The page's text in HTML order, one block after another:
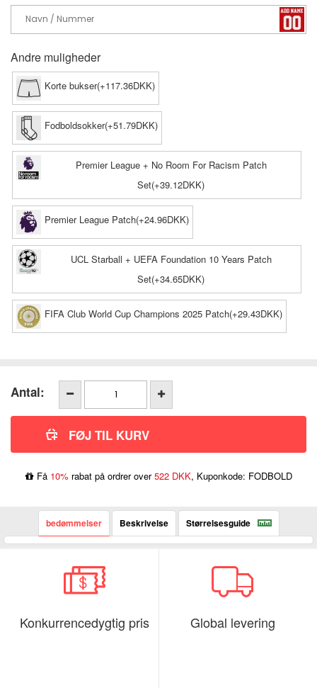
Andre muligheder
Korte bukser(+117.36DKK)
Fodboldsokker(+51.79DKK)
Premier League + No Room For Racism Patch
Set(+39.12DKK)
Premier League Patch(+24.96DKK)
UCL Starball + UEFA Foundation 10 Years Patch
Set(+34.65DKK)
FIFA Club World Cup Champions 2025 Patch(+29.43DKK)
Antal:
Få 10% rabat på ordrer over522 DKK, Kuponkode: FODBOLD
bedømmelser Beskrivelse Størrelsesguide
Konkurrencedygtig pris Global levering